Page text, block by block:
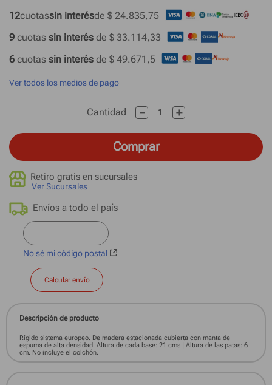
12cuotassin interésde $ 24.835,75
9 cuotas sin interés de $ 33.114,33
6 cuotas sin interés de $ 49.671,5
Ver todos los medios de pago
Comprar
Cantidad ＋
－
No sé mi código postal
Calcular envío
Retiro gratis en sucursales
Ver Sucursales
Descripción de producto
Rígido sistema europeo. De madera estacionada cubierta con manta de
espuma de alta densidad. Altura de cada base: 21 cms | Altura de las patas: 6
cm. No incluye el colchón.